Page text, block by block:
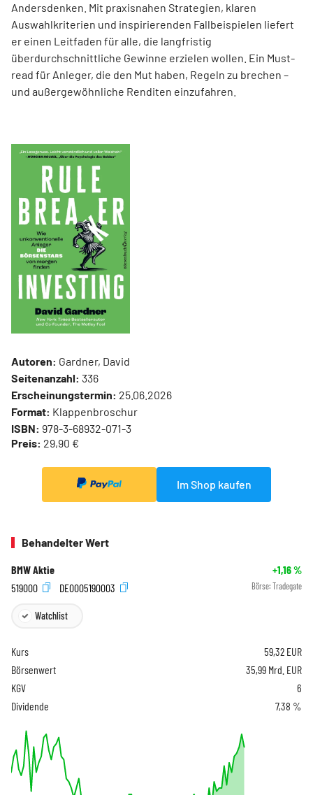
Andersdenken. Mit praxisnahen Strategien, klaren
Auswahlkriterien und inspirierenden Fallbeispielen liefert
er einen Leit­faden für alle, die langfristig
überdurchschnittliche Gewinne erzielen wollen. Ein Must-
read für Anleger, die den Mut haben, Regeln zu brechen –
und außergewöhnliche Renditen einzufahren.
Autoren: Gardner, David
Seitenanzahl: 336
Erscheinungstermin: 25.06.2026
Format: Klappenbroschur
ISBN: 978-3-68932-071-3
Preis: 29,90 €
Im Shop kaufen
Behandelter Wert
BMW Aktie +1,16%
519000
DE0005190003 Börse: Tradegate
Watchlist
Kurs 59,32 EUR
Börsenwert
35,99 Mrd. EUR
KGV
6
Dividende
7,38 %